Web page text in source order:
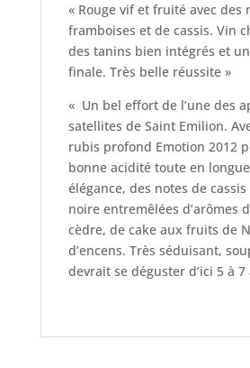
« Rouge vif et fruité avec des
framboises et de cassis. Vin
des tanins bien intégrés et
finale. Très belle réussite »
« Un bel effort de l’une des
satellites de Saint Emilion.
rubis profond Emotion 2012
bonne acidité toute en
élégance, des notes de
noire entremêlées d’arômes
cèdre, de cake aux fruits de
d’encens. Très séduisant,
devrait se déguster d’ici 5 à 7